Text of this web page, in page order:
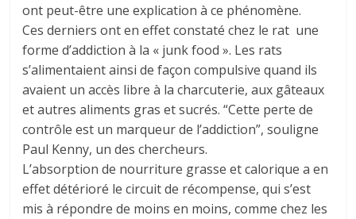
ont peut-être une explication à ce phénomène.
Ces derniers ont en effet constaté chez le rat une
forme d’addiction à la « junk food ». Les rats
s’alimentaient ainsi de façon compulsive quand ils
avaient un accès libre à la charcuterie, aux gâteaux
et autres aliments gras et sucrés. “Cette perte de
contrôle est un marqueur de l’addiction”, souligne
Paul Kenny, un des chercheurs.
L’absorption de nourriture grasse et calorique a en
effet détérioré le circuit de récompense, qui s’est
mis à répondre de moins en moins, comme chez les